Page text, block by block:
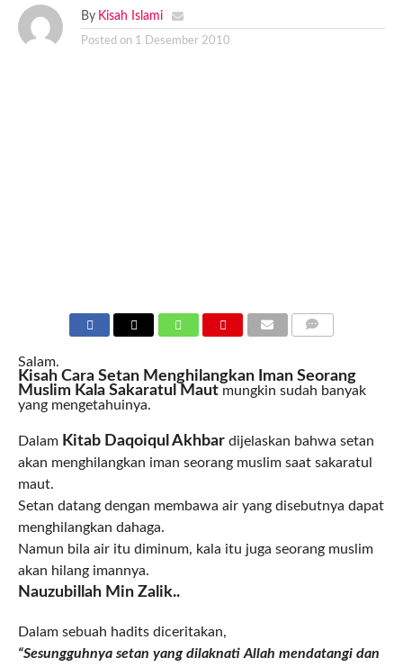
By Kisah Islami
Posted on 1 Desember 2010
Salam.
Kisah Cara Setan Menghilangkan Iman Seorang
Muslim Kala Sakaratul Mautmungkin sudah banyak
yang mengetahuinya.
Dalam Kitab Daqoiqul Akhbardijelaskan bahwa setan
akan menghilangkan iman seorang muslim saat sakaratul
maut.
Setan datang dengan membawa air yang disebutnya dapat
menghilangkan dahaga.
Namun bila air itu diminum, kala itu juga seorang muslim
akan hilang imannya.
Nauzubillah Min Zalik..
Dalam sebuah hadits diceritakan,
“Sesungguhnya setan yang dilaknati Allah mendatangi dan